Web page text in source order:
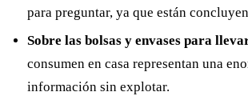
para preguntar, ya que están
Sobre las bolsas y envases para
consumen en casa representan una
información sin explotar.